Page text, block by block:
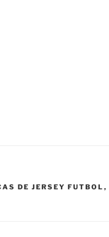
DE JERSEY FUTBOL ,